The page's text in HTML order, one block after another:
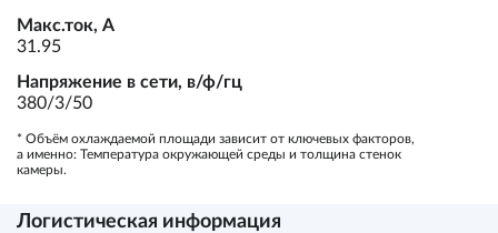
Макс.ток, А
31.95
Напряжение в сети, в/ф/гц
380/3/50
* Объём охлаждаемой площади зависит от ключевых факторов,
а именно: Температура окружающей среды и толщина стенок
камеры.
Логистическая информация